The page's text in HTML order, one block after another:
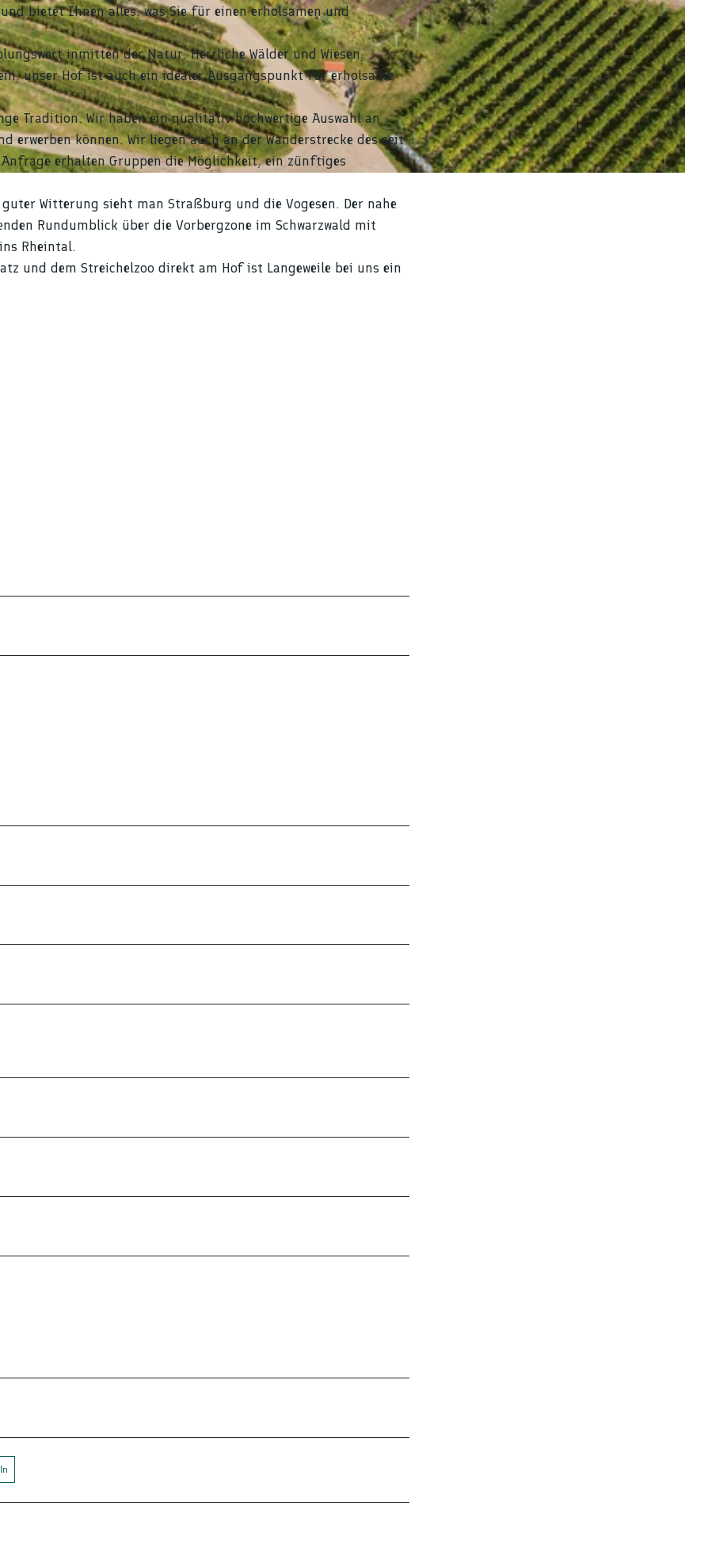
bietet Ihnen alles, was Sie für einen erholsamen und
inmitten der Natur. Herrliche Wälder und Wiesen,
unser Hof ist auch ein idealer Ausgangspunkt für erholsame
Tradition. Wir haben ein qualitativ hochwertige Auswahl an
erwerben können. Wir liegen auch an der Wanderstrecke des seit
erhalten Gruppen die Möglichkeit, ein zünftiges
Witterung sieht man Straßburg und die Vogesen. Der nahe
Rundumblick über die Vorbergzone im Schwarzwald mit
Rheintal.
und dem Streichelzoo direkt am Hof ist Langeweile bei uns ein